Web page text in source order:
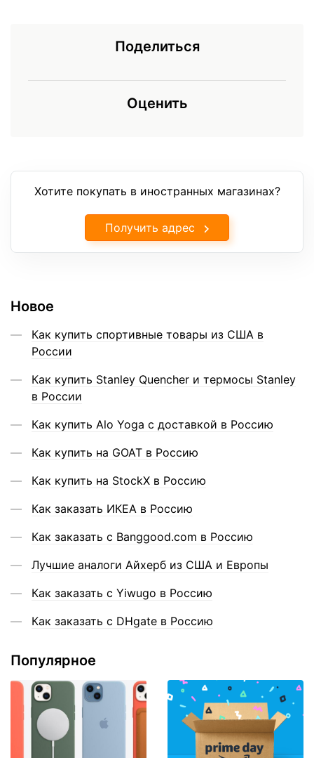
Поделиться
Оценить
Хотите покупать в иностранных магазинах?
Получить адрес
Новое
Как купить спортивные товары из США в
России
Как купить Stanley Quencher и термосы Stanley
в России
Как купить Alo Yoga с доставкой в Россию
Как купить на GOAT в Россию
Как купить на StockX в Россию
Как заказать ИКЕА в Россию
Как заказать с Banggood.com в Россию
Лучшие аналоги Айхерб из США и Европы
Как заказать с Yiwugo в Россию
Как заказать с DHgate в Россию
Популярное